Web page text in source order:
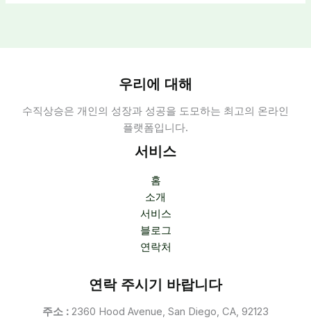
우리에 대해
수직상승은 개인의 성장과 성공을 도모하는 최고의 온라인
플랫폼입니다.
서비스
홈
소개
서비스
블로그
연락처
연락 주시기 바랍니다
주소 : 2360 Hood Avenue, San Diego, CA, 92123